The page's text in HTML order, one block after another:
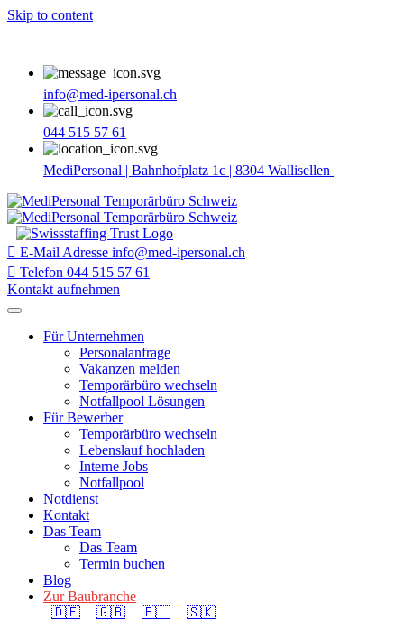
Skip to content
info@med-ipersonal.ch
044 515 57 61
MediPersonal | Bahnhofplatz 1c | 8304 Wallisellen
E-Mail Adresse info@med-ipersonal.ch
Telefon 044 515 57 61
Kontakt aufnehmen
Für Unternehmen
Personalanfrage
Vakanzen melden
Temporärbüro wechseln
Notfallpool Lösungen
Für Bewerber
Temporärbüro wechseln
Lebenslauf hochladen
Interne Jobs
Notfallpool
Notdienst
Kontakt
Das Team
Das Team
Termin buchen
Blog
Zur Baubranche
🇩🇪
🇬🇧 🇵🇱 🇸🇰